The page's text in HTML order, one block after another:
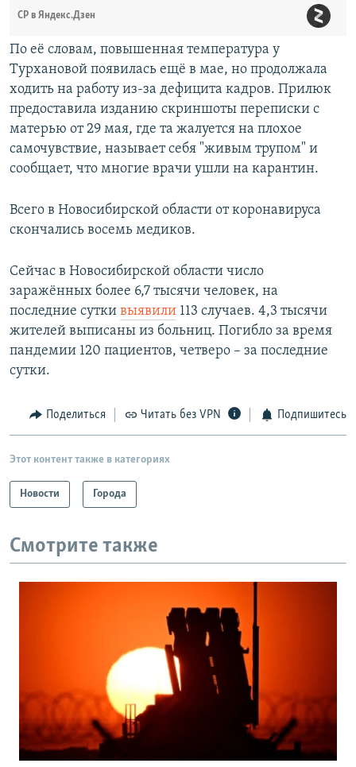
СР в Яндекс.Дзен
По её словам, повышенная температура у
Турхановой появилась ещё в мае, но продолжала
ходить на работу из-за дефицита кадров. Прилюк
предоставила изданию скриншоты переписки с
матерью от 29 мая, где та жалуется на плохое
самочувствие, называет себя "живым трупом" и
сообщает, что многие врачи ушли на карантин.
Всего в Новосибирской области от коронавируса
скончались восемь медиков.
Сейчас в Новосибирской области число
заражённых более 6,7 тысячи человек, на
последние сутки выявили 113 случаев. 4,3 тысячи
жителей выписаны из больниц. Погибло за время
пандемии 120 пациентов, четверо – за последние
сутки.
Поделиться Читать без VPN Подпишитесь
Этот контент также в категориях
Новости Города
Смотрите также